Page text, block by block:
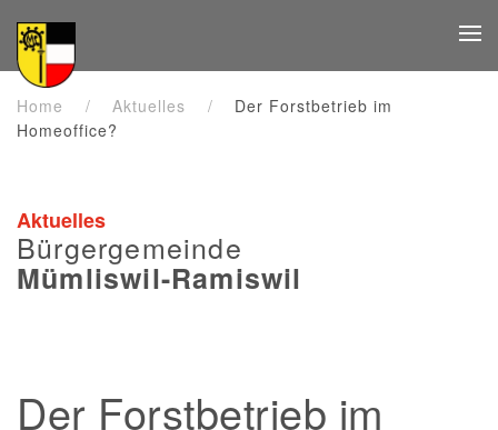
Zum Hauptinhalt springen
Home Aktuelles
Der Forstbetrieb im
Homeoffice?
Aktuelles
Bürgergemeinde
Mümliswil-Ramiswil
Der Forstbetrieb im